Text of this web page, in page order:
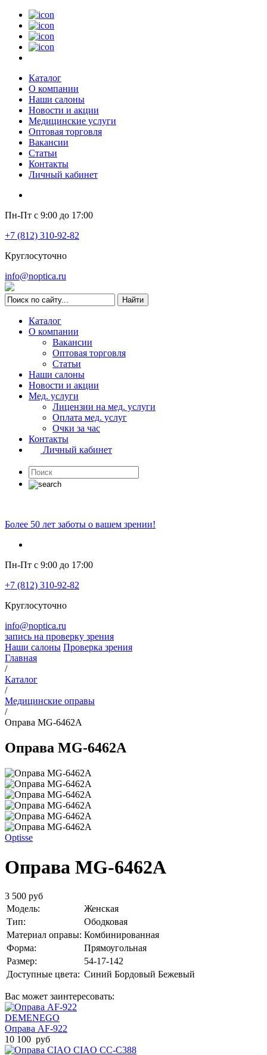
Каталог
О компании
Наши салоны
Новости и акции
Медицинские услуги
Оптовая торговля
Вакансии
Статьи
Контакты
Личный кабинет
Пн-Пт с 9:00 до 17:00
+7 (812) 310-92-82
Круглосуточно
info@noptica.ru
Каталог
О компании
Вакансии
Оптовая торговля
Статьи
Наши салоны
Новости и акции
Мед. услуги
Лицензии на мед. услуги
Оплата мед. услуг
Очки за час
Контакты
Личный кабинет
Более 50 лет заботы о вашем зрении!
Пн-Пт с 9:00 до 17:00
+7 (812) 310-92-82
Круглосуточно
info@noptica.ru
запись на проверку зрения
Наши салоны Проверка зрения
Главная
/
Каталог
/
Медицинские оправы
/
Оправа MG-6462A
Оправа MG-6462A
Optisse
Оправа MG-6462A
3 500 руб
Модель:
Женская
Тип:
Ободковая
Материал оправы: Комбинированная
Форма:
Прямоугольная
Размер:
54-17-142
Доступные цвета: Синий Бордовый Бежевый
Вас может заинтересовать:
DEMENEGO
Оправа AF-922
10 100 руб